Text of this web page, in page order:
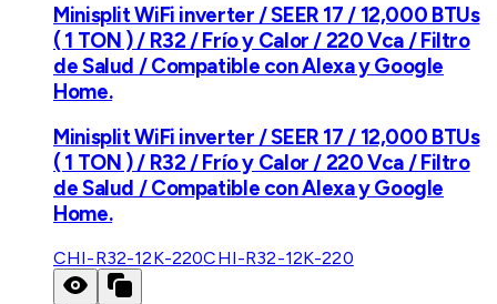
Minisplit WiFi inverter / SEER 17 / 12,000 BTUs
( 1 TON ) / R32 / Frío y Calor / 220 Vca / Filtro
de Salud / Compatible con Alexa y Google
Home.
Minisplit WiFi inverter / SEER 17 / 12,000 BTUs
( 1 TON ) / R32 / Frío y Calor / 220 Vca / Filtro
de Salud / Compatible con Alexa y Google
Home.
CHI-R32-12K-220CHI-R32-12K-220